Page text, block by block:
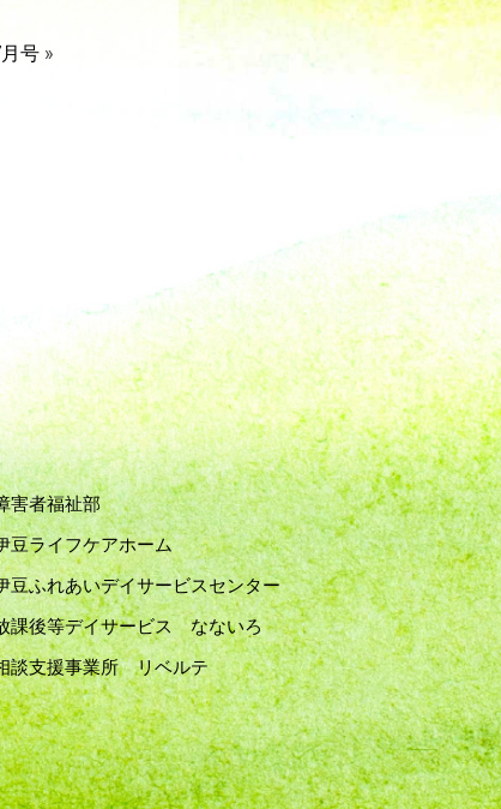
号»
害者福祉部
豆ライフケアホーム
豆ふれあいデイサービスセンター
課後等デイサービス なないろ
談支援事業所 リベルテ